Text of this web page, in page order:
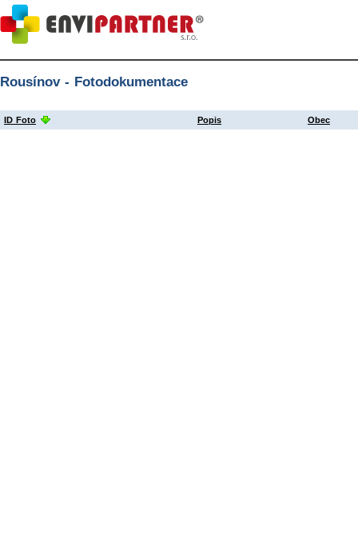
Rousínov - Fotodokumentace
ID Foto Popis Obec